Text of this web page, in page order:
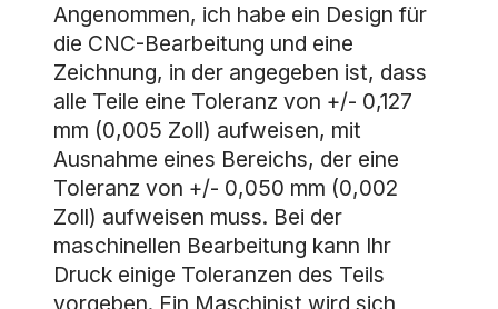
Angenommen, ich habe ein Design für
die CNC-Bearbeitung und eine
Zeichnung, in der angegeben ist, dass
alle Teile eine Toleranz von +/- 0,127
mm (0,005 Zoll) aufweisen, mit
Ausnahme eines Bereichs, der eine
Toleranz von +/- 0,050 mm (0,002
Zoll) aufweisen muss. Bei der
maschinellen Bearbeitung kann Ihr
Druck einige Toleranzen des Teils
vorgeben. Ein Maschinist wird sich